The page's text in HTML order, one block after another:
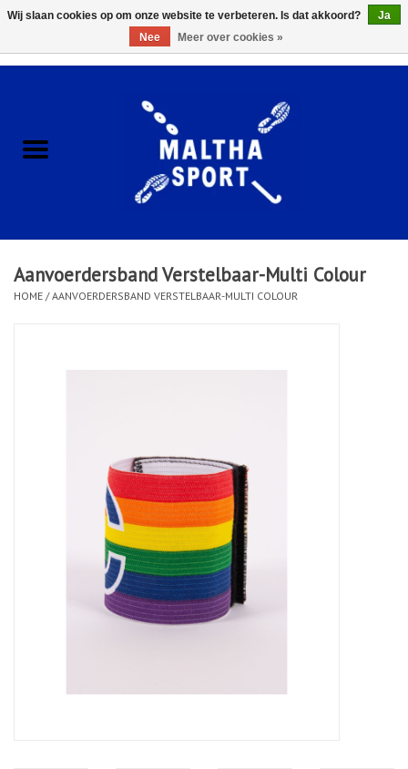
ACCESSOIRES/HARDWARE
KLEDING
CLUBSHOPS
Aanvoerdersband Verstelbaar-Multi Colour
HOME /AANVOERDERSBAND VERSTELBAAR-MULTI COLOUR
Wij slaan cookies op om onze website te verbeteren. Is dat akkoord?
Ja
Nee
Meer over cookies »